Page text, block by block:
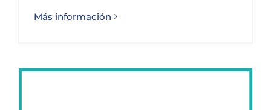
Más información